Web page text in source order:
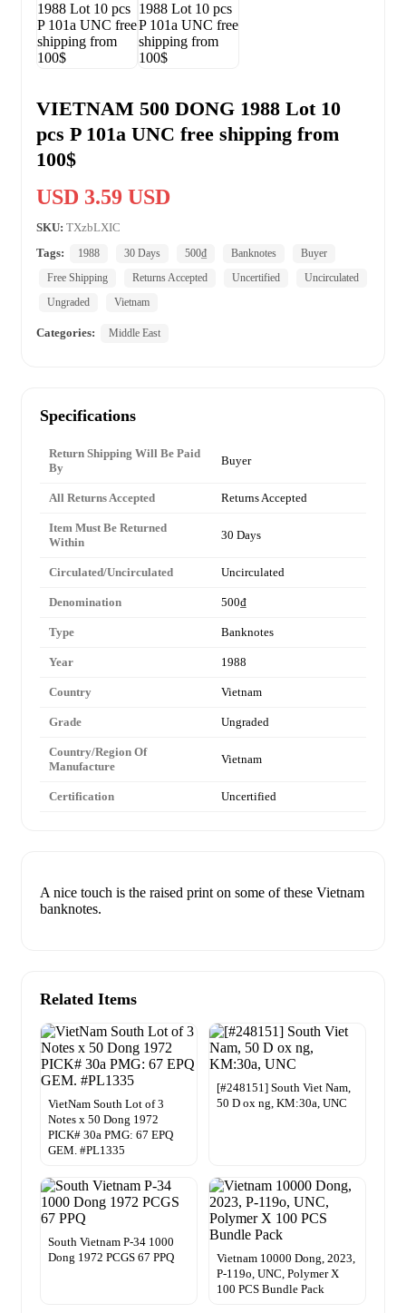
VIETNAM 500 DONG 1988 Lot 10
pcs P 101a UNC free shipping from
100$
USD 3.59 USD
SKU: TXzbLXIC
Tags:
1988 30 Days 500₫ Banknotes
Buyer
Free Shipping
Returns Accepted Uncertified
Uncirculated
Ungraded
Vietnam
Categories: Middle East
Specifications
Return Shipping Will Be Paid
By
Buyer
All Returns Accepted Returns Accepted
Item Must Be Returned
Within
30 Days
Circulated/Uncirculated Uncirculated
Denomination 500₫
Type Banknotes
Year 1988
Country Vietnam
Grade Ungraded
Country/Region Of
Manufacture
Vietnam
Certification Uncertified
A nice touch is the raised print on some of these Vietnam
banknotes.
Related Items
VietNam South Lot of 3
Notes x 50 Dong 1972
PICK# 30a PMG: 67 EPQ
GEM. #PL1335
[#248151] South Viet Nam,
50 D ox ng, KM:30a, UNC
South Vietnam P-34 1000
Dong 1972 PCGS 67 PPQ
Vietnam 10000 Dong, 2023,
P-119o, UNC, Polymer X
100 PCS Bundle Pack